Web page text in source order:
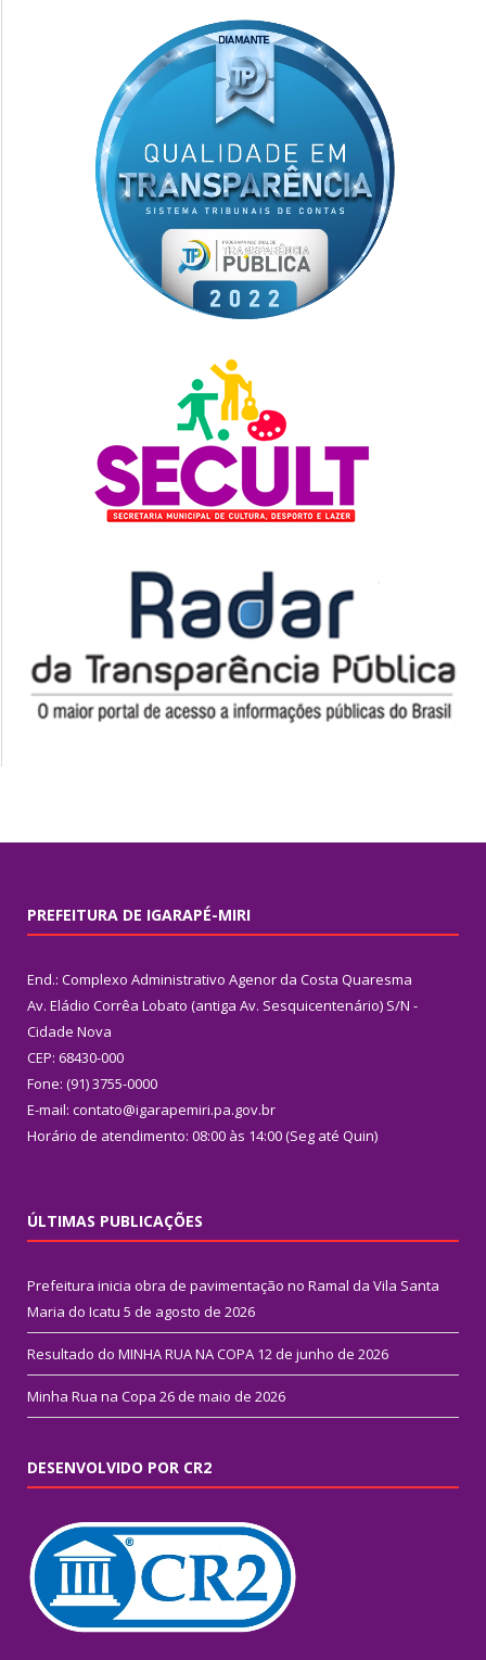
PREFEITURA DE IGARAPÉ-MIRI
End.: Complexo Administrativo Agenor da Costa Quaresma
Av. Eládio Corrêa Lobato (antiga Av. Sesquicentenário) S/N -
Cidade Nova
CEP: 68430-000
Fone: (91) 3755-0000
E-mail: contato@igarapemiri.pa.gov.br
Horário de atendimento: 08:00 às 14:00 (Seg até Quin)
ÚLTIMAS PUBLICAÇÕES
Prefeitura inicia obra de pavimentação no Ramal da Vila Santa
Maria do Icatu 5 de agosto de 2026
Resultado do MINHA RUA NA COPA 12 de junho de 2026
Minha Rua na Copa 26 de maio de 2026
DESENVOLVIDO POR CR2